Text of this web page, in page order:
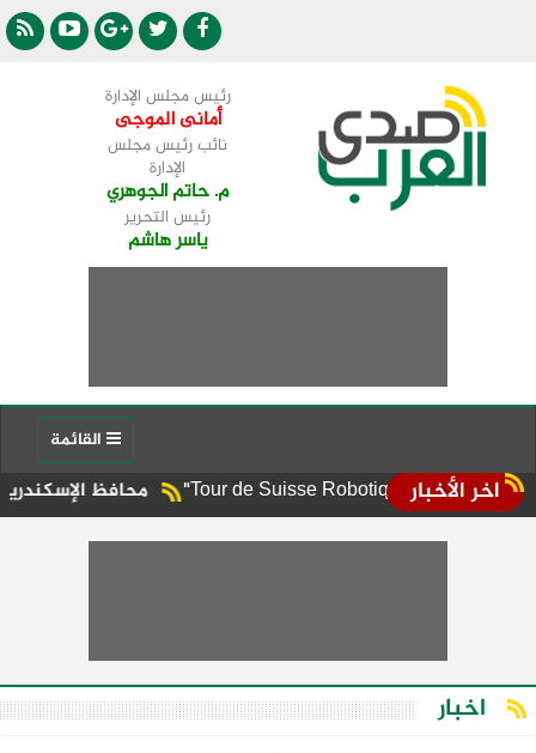
رئيس مجلس الإدارة
أمانى الموجى
نائب رئيس مجلس
الإدارة
م. حاتم الجوهري
رئيس التحرير
ياسر هاشم
اخر الأخبار محافظ الإسكندرية يوجه برفع
اخبار